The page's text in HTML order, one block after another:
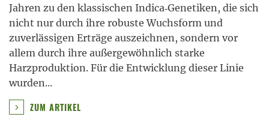
Jahren zu den klassischen Indica‑Genetiken, die sich
nicht nur durch ihre robuste Wuchsform und
zuverlässigen Erträge auszeichnen, sondern vor
allem durch ihre außergewöhnlich starke
Harzproduktion. Für die Entwicklung dieser Linie
wurden...
ZUM ARTIKEL